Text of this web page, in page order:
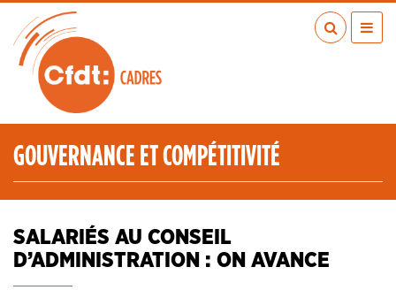
contenu
principal
ACTUALITÉS
PUBLICATIONS
EN RÉGION
QUI SOMMES-NOUS ?
LES TRANSITIONS JUSTES
GOUVERNANCE ET COMPÉTITIVITÉ
SALARIÉS AU CONSEIL
D’ADMINISTRATION : ON AVANCE